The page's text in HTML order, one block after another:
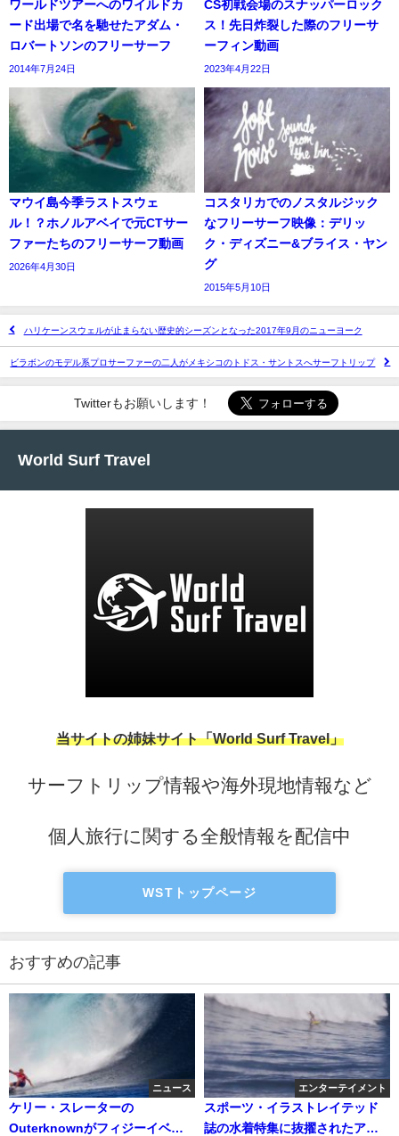
ワールドツアーへのワイルドカ
ード出場で名を馳せたアダム・
ロバートソンのフリーサーフ
2014年7月24日
CS初戦会場のスナッパーロック
ス！先日炸裂した際のフリーサ
ーフィン動画
2023年4月22日
マウイ島今季ラストスウェ
ル！？ホノルアベイで元CTサー
ファーたちのフリーサーフ動画
2026年4月30日
コスタリカでのノスタルジック
なフリーサーフ映像：デリッ
ク・ディズニー&ブライス・ヤン
グ
2015年5月10日
ハリケーンスウェルが止まらない歴史的シーズンとなった2017年9月のニューヨーク
ビラボンのモデル系プロサーファーの二人がメキシコのトドス・サントスへサーフトリップ
Twitterもお願いします！
World Surf Travel
当サイトの姉妹サイト「World Surf Travel」
サーフトリップ情報や海外現地情報など
個人旅行に関する全般情報を配信中
WSTトップページ
おすすめの記事
ニュース
ケリー・スレーターの
Outerknownがフィジーイベン
エンターテイメント
スポーツ・イラストレイテッド
誌の水着特集に抜擢されたアナ